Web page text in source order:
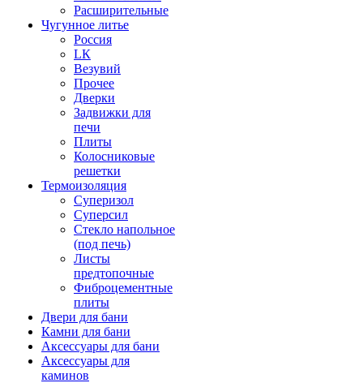
Расширительные
Чугунное литье
Россия
LК
Везувий
Прочее
Дверки
Задвижки для
печи
Плиты
Колосниковые
решетки
Термоизоляция
Суперизол
Суперсил
Стекло напольное
(под печь)
Листы
предтопочные
Фиброцементные
плиты
Двери для бани
Камни для бани
Аксессуары для бани
Аксессуары для
каминов